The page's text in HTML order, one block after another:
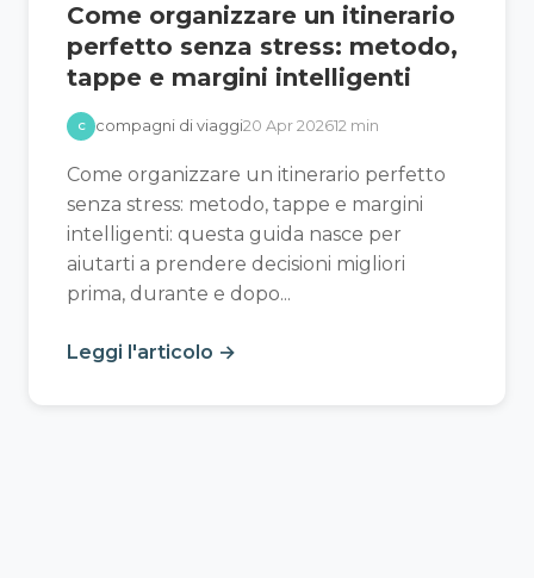
Come organizzare un itinerario
perfetto senza stress: metodo,
tappe e margini intelligenti
C compagni di viaggi20 Apr 202612 min
Come organizzare un itinerario perfetto
senza stress: metodo, tappe e margini
intelligenti: questa guida nasce per
aiutarti a prendere decisioni migliori
prima, durante e dopo...
Leggi l'articolo →